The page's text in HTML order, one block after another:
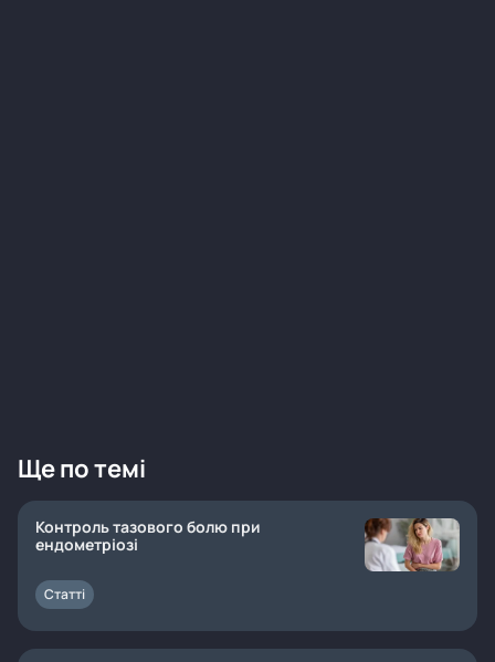
Ще по темі
Контроль тазового болю при
ендометріозі
Статті